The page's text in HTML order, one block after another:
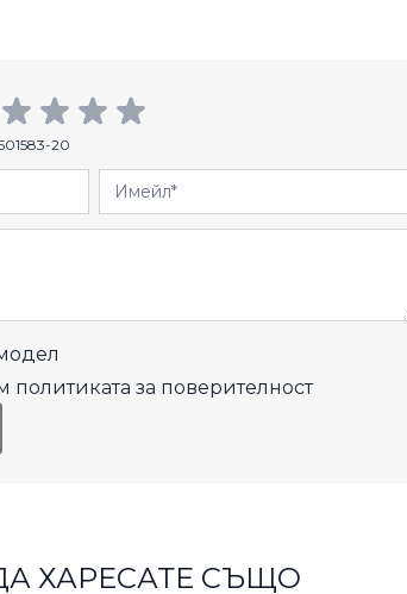
20
Имейл
политиката за поверителност
ХАРЕСАТЕ СЪЩО